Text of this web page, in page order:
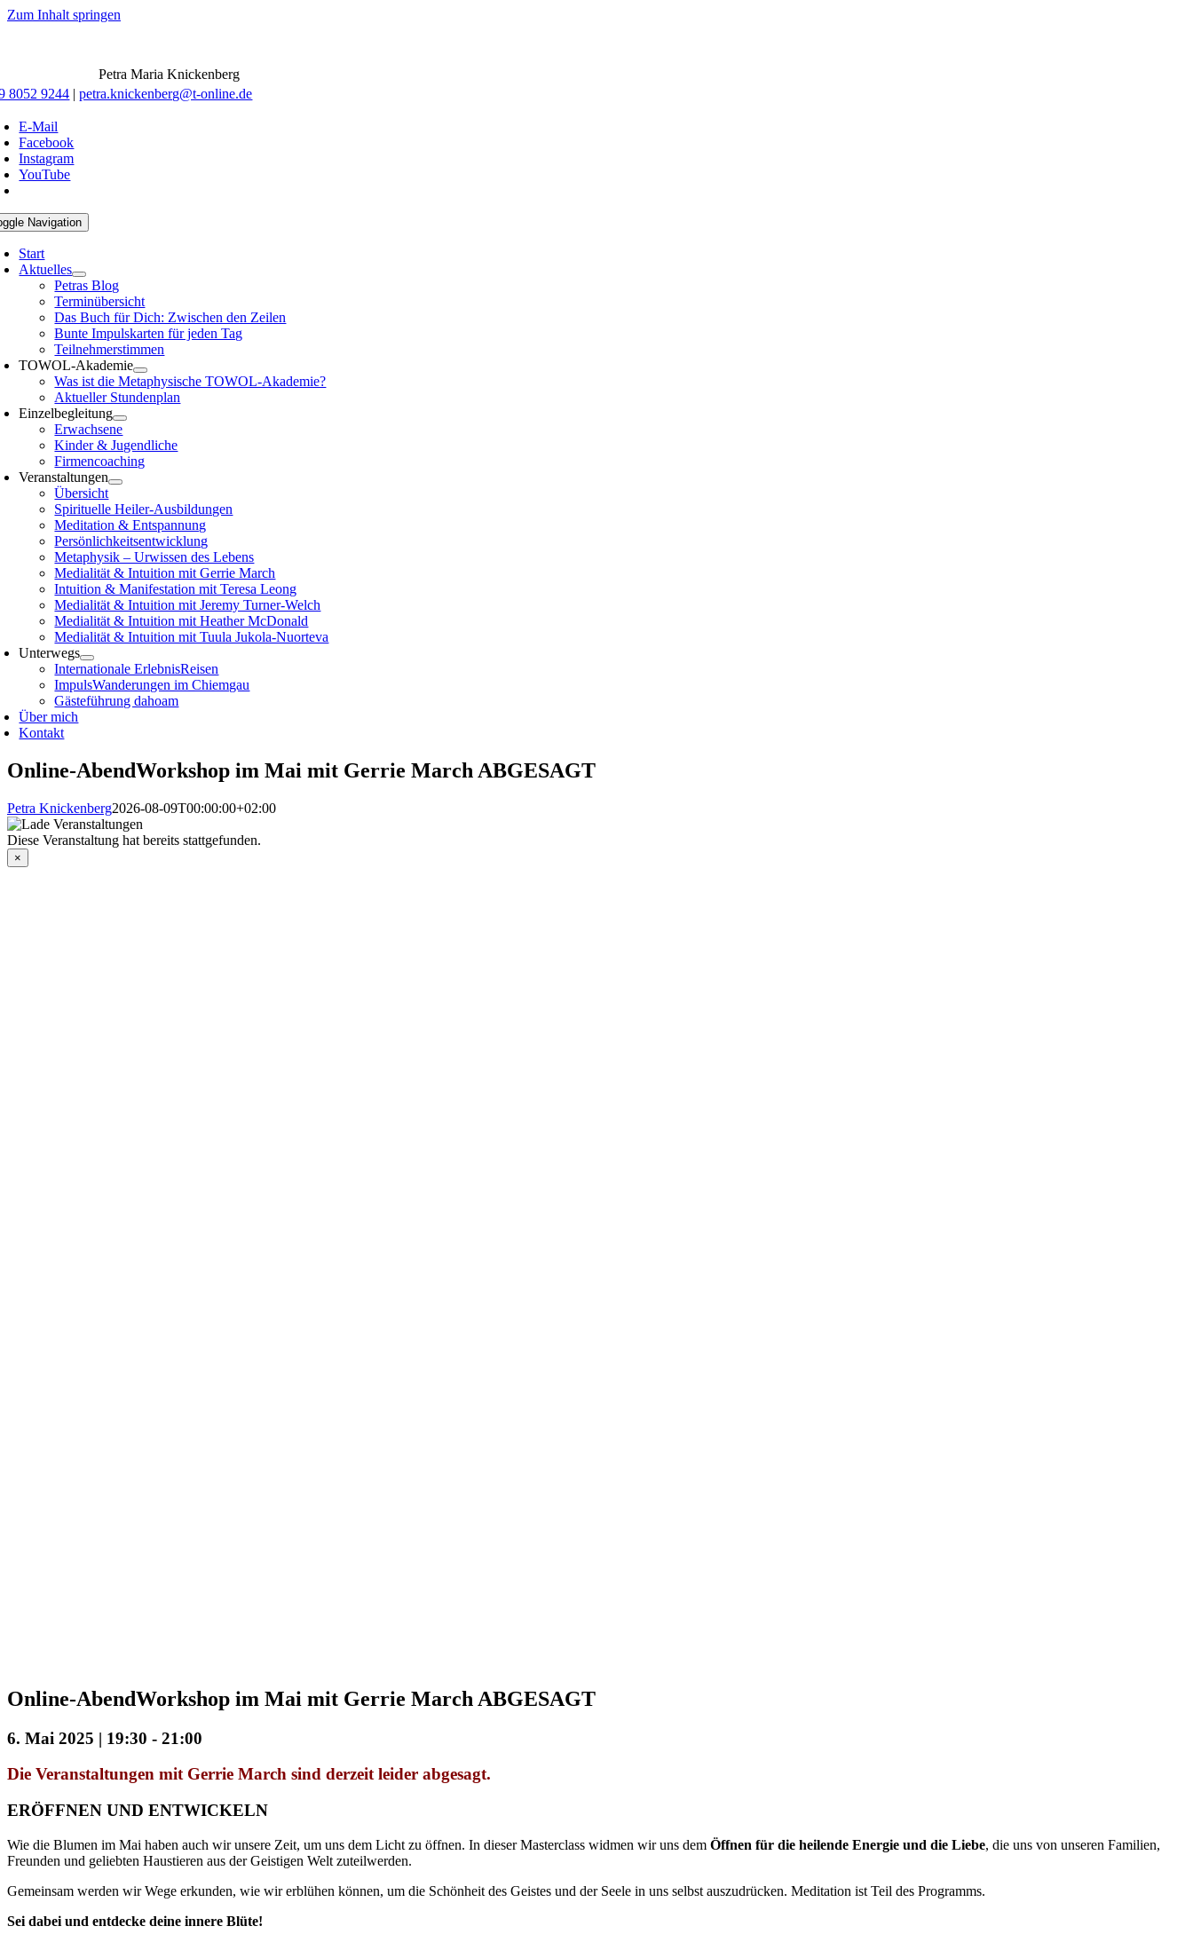
Zum Inhalt springen
Petra Maria Knickenberg
8052 9244 |petra.knickenberg@t-online.de
E-Mail
Facebook
Instagram
YouTube
Navigation
Start
Aktuelles
Petras Blog
Terminübersicht
Das Buch für Dich: Zwischen den Zeilen
Bunte Impulskarten für jeden Tag
Teilnehmerstimmen
TOWOL-Akademie
Was ist die Metaphysische TOWOL-Akademie?
Aktueller Stundenplan
Einzelbegleitung
Erwachsene
Kinder & Jugendliche
Firmencoaching
Veranstaltungen
Übersicht
Spirituelle Heiler-Ausbildungen
Meditation & Entspannung
Persönlichkeitsentwicklung
Metaphysik – Urwissen des Lebens
Medialität & Intuition mit Gerrie March
Intuition & Manifestation mit Teresa Leong
Medialität & Intuition mit Jeremy Turner-Welch
Medialität & Intuition mit Heather McDonald
Medialität & Intuition mit Tuula Jukola-Nuorteva
Unterwegs
Internationale ErlebnisReisen
ImpulsWanderungen im Chiemgau
Gästeführung dahoam
Über mich
Kontakt
Online-AbendWorkshop im Mai mit Gerrie March ABGESAGT
Petra Knickenberg2026-08-09T00:00:00+02:00
Diese Veranstaltung hat bereits stattgefunden.
×
Online-AbendWorkshop im Mai mit Gerrie March ABGESAGT
6. Mai 2025 | 19:30 - 21:00
Die Veranstaltungen mit Gerrie March sind derzeit leider abgesagt.
ERÖFFNEN UND ENTWICKELN
Wie die Blumen im Mai haben auch wir unsere Zeit, um uns dem Licht zu öffnen. In dieser Masterclass widmen wir uns dem Öffnen für die heilende Energie und die Liebe, die uns von unseren Familien,
Freunden und geliebten Haustieren aus der Geistigen Welt zuteilwerden.
Gemeinsam werden wir Wege erkunden, wie wir erblühen können, um die Schönheit des Geistes und der Seele in uns selbst auszudrücken. Meditation ist Teil des Programms.
Sei dabei und entdecke deine innere Blüte!